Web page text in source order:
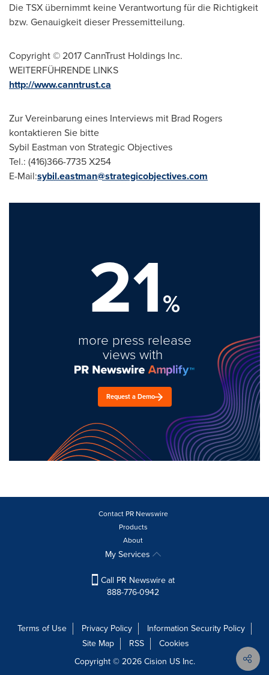
Die TSX übernimmt keine Verantwortung für die Richtigkeit
bzw. Genauigkeit dieser Pressemitteilung.
Copyright © 2017 CannTrust Holdings Inc.
WEITERFÜHRENDE LINKS
http://www.canntrust.ca
Zur Vereinbarung eines Interviews mit Brad Rogers
kontaktieren Sie bitte
Sybil Eastman von Strategic Objectives
Tel.: (416)366-7735 X254
E-Mail:sybil.eastman@strategicobjectives.com
21%
more press release
views with
Request a Demo
Contact PR Newswire
Products
About
My Services
Call PR Newswire at
888-776-0942
Terms of Use Privacy Policy
Information Security Policy
Site Map
RSS
Cookies
Copyright © 2026Cision US Inc.